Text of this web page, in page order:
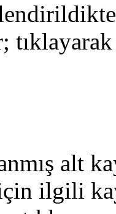
alt
ilgili